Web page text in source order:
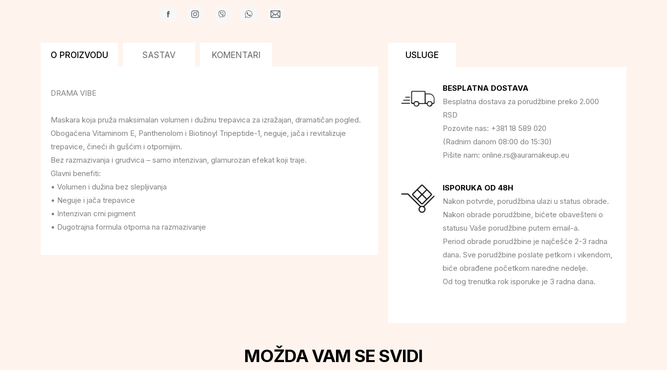
O PROIZVODU SASTAV KOMENTARI
DRAMA VIBE
Maskara koja pruža maksimalan volumen i dužinu trepavica za izražajan, dramatičan pogled.
Obogaćena Vitaminom E, Panthenolom i Biotinoyl Tripeptide-1, neguje, jača i revitalizuje
trepavice, čineći ih gušćim i otpornijim.
Bez razmazivanja i grudvica – samo intenzivan, glamurozan efekat koji traje.
Glavni benefiti:
• Volumen i dužina bez slepljivanja
• Neguje i jača trepavice
• Intenzivan crni pigment
• Dugotrajna formula otporna na razmazivanje
USLUGE
BESPLATNA DOSTAVA
Besplatna dostava za porudžbine preko 2.000
RSD
Pozovite nas: +381 18 589 020
(Radnim danom 08:00 do 15:30)
Pišite nam: online.rs@auramakeup.eu
ISPORUKA OD 48H
Nakon potvrde, porudžbina ulazi u status obrade.
Nakon obrade porudžbine, bićete obavešteni o
statusu Vaše porudžbine putem email-a.
Period obrade porudžbine je najčešće 2-3 radna
dana. Sve porudžbine poslate petkom i vikendom,
biće obrađene početkom naredne nedelje.
Od tog trenutka rok isporuke je 3 radna dana.
MOŽDA VAM SE SVIDI